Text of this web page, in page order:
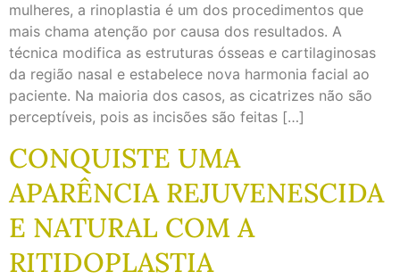
mulheres, a rinoplastia é um dos procedimentos que
mais chama atenção por causa dos resultados. A
técnica modifica as estruturas ósseas e cartilaginosas
da região nasal e estabelece nova harmonia facial ao
paciente. Na maioria dos casos, as cicatrizes não são
perceptíveis, pois as incisões são feitas […]
CONQUISTE UMA
APARÊNCIA REJUVENESCIDA
E NATURAL COM A
RITIDOPLASTIA